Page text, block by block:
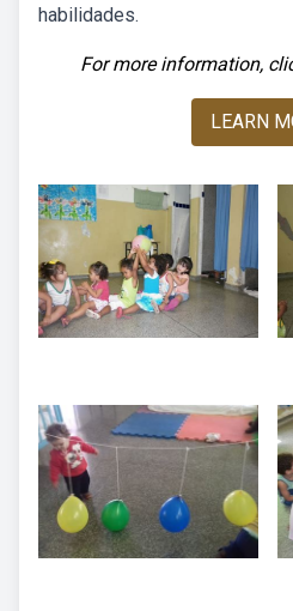
habilidades.
For more information,
LEARN